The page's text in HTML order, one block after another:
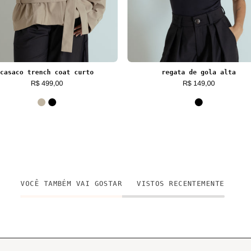
casaco trench coat curto
R$ 499,00
regata de gola alta
R$ 149,00
VOCÊ TAMBÉM VAI GOSTAR VISTOS RECENTEMENTE